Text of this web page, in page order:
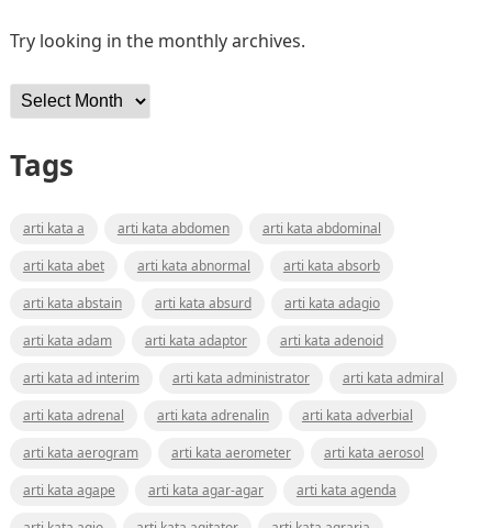
Try looking in the monthly archives.
Archives
Tags
arti kata a arti kata abdomen
arti kata abdominal
arti kata abet
arti kata abnormal
arti kata absorb
arti kata abstain
arti kata absurd
arti kata adagio
arti kata adam
arti kata adaptor
arti kata adenoid
arti kata ad interim
arti kata administrator
arti kata admiral
arti kata adrenal
arti kata adrenalin
arti kata adverbial
arti kata aerogram
arti kata aerometer
arti kata aerosol
arti kata agape
arti kata agar-agar
arti kata agenda